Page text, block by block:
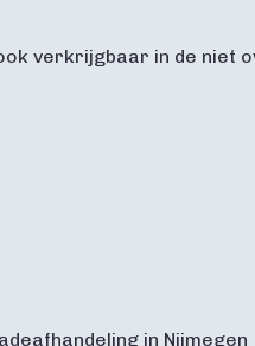
verkrijgbaar in de niet
in Nijmegen